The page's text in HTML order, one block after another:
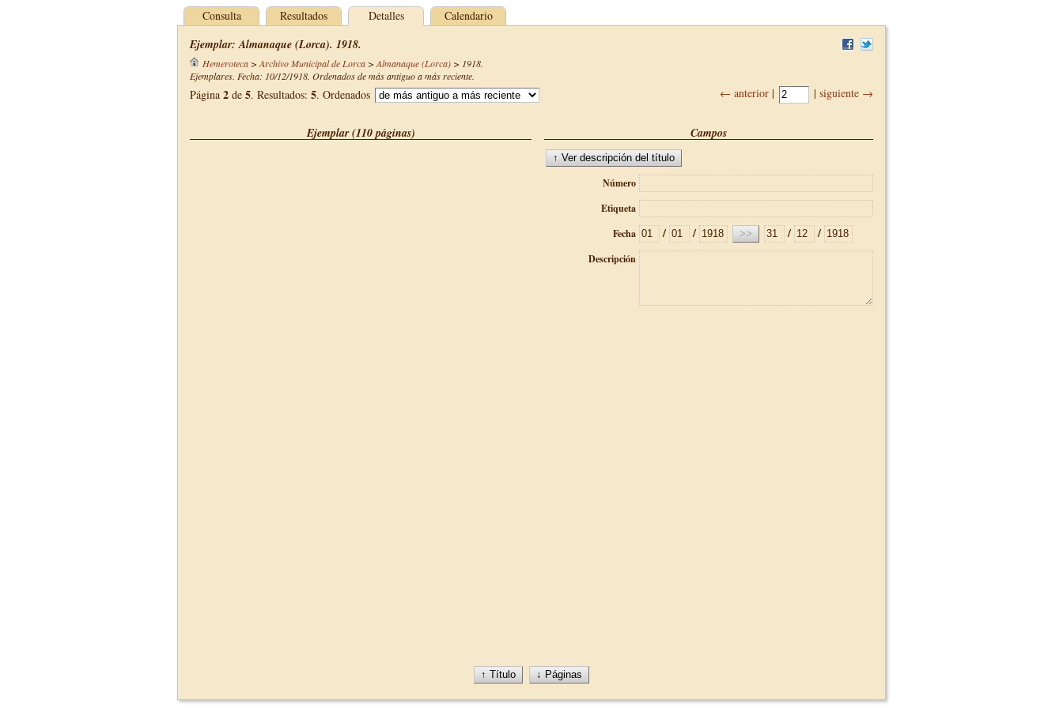
Consulta Resultados Detalles Calendario
Ejemplar: Almanaque (Lorca). 1918.
Hemeroteca> Archivo Municipal de Lorca> Almanaque (Lorca)> 1918.
Ejemplares. Fecha: 10/12/1918. Ordenados de más antiguo a más reciente.
← anterior | | siguiente →
Página 2 de 5. Resultados: 5. Ordenados
Ejemplar (110 páginas) Campos
Número
Etiqueta
Fecha
/ / / /
Descripción